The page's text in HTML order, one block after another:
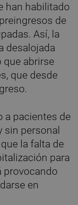
han habilitado
de
Así, la
desalojada
que abrirse
que desde
a pacientes de
sin personal
la falta de
para
provocando
en